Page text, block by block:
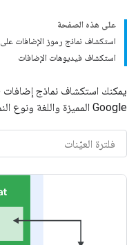
على هذه الصفحة
استكشاف نماذج رموز الإضافات على GitHub
استكشاف فيديوهات الإضافات
Google المميزة واللغة ونوع النموذج ونوع الإضافة: